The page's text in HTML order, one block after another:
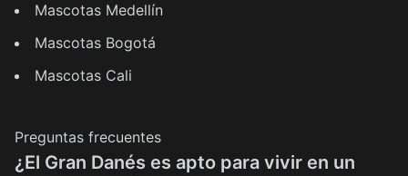
Mascotas Medellín
Mascotas Bogotá
Mascotas Cali
Preguntas frecuentes
¿El Gran Danés es apto para vivir en un